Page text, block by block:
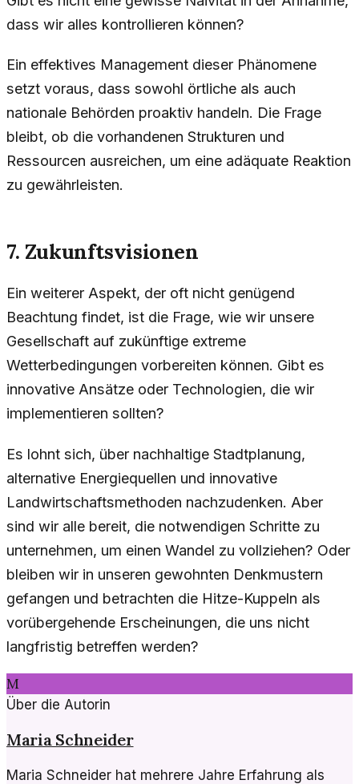
dass wir alles kontrollieren können?
Ein effektives Management dieser Phänomene
setzt voraus, dass sowohl örtliche als auch
nationale Behörden proaktiv handeln. Die Frage
bleibt, ob die vorhandenen Strukturen und
Ressourcen ausreichen, um eine adäquate Reaktion
zu gewährleisten.
7. Zukunftsvisionen
Ein weiterer Aspekt, der oft nicht genügend
Beachtung findet, ist die Frage, wie wir unsere
Gesellschaft auf zukünftige extreme
Wetterbedingungen vorbereiten können. Gibt es
innovative Ansätze oder Technologien, die wir
implementieren sollten?
Es lohnt sich, über nachhaltige Stadtplanung,
alternative Energiequellen und innovative
Landwirtschaftsmethoden nachzudenken. Aber
sind wir alle bereit, die notwendigen Schritte zu
unternehmen, um einen Wandel zu vollziehen? Oder
bleiben wir in unseren gewohnten Denkmustern
gefangen und betrachten die Hitze-Kuppeln als
vorübergehende Erscheinungen, die uns nicht
langfristig betreffen werden?
M
Über die Autorin
Maria Schneider
Maria Schneider hat mehrere Jahre Erfahrung als